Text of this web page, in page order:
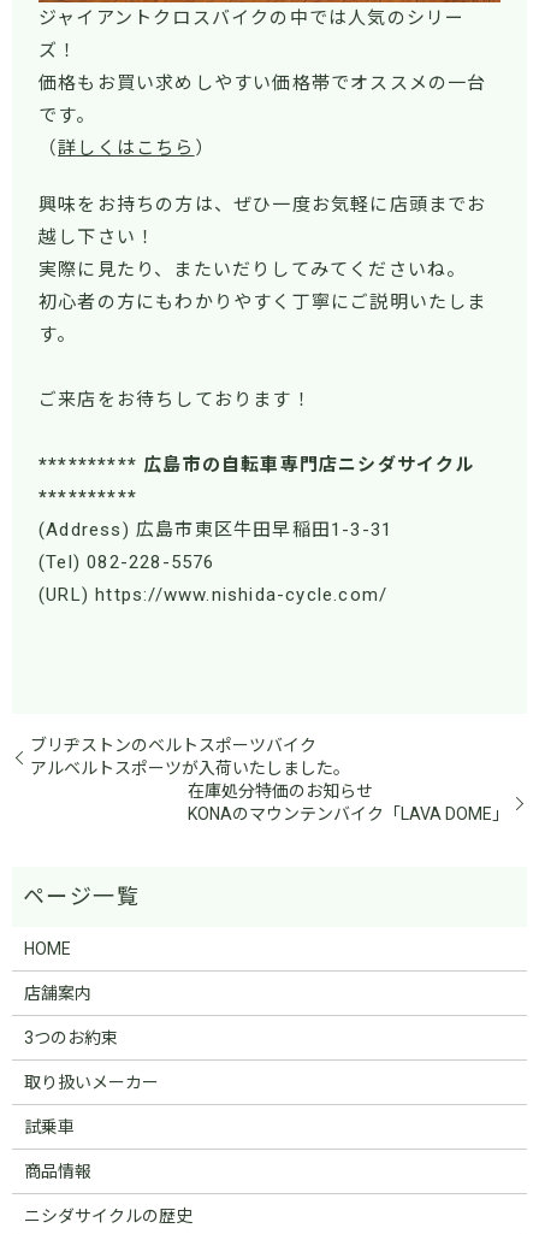
ジャイアントクロスバイクの中では人気のシリー
ズ！
価格もお買い求めしやすい価格帯でオススメの一台
です。
（詳しくはこちら ）
興味をお持ちの方は、ぜひ一度お気軽に店頭までお
越し下さい！
実際に見たり、またいだりしてみてくださいね。
初心者の方にもわかりやすく丁寧にご説明いたしま
す。
ご来店をお待ちしております！
********** 広島市の自転車専門店ニシダサイクル
**********
(Address) 広島市東区牛田早稲田1-3-31
(Tel) 082-228-5576
(URL) https://www.nishida-cycle.com/
ブリヂストンのベルトスポーツバイク
アルベルトスポーツが入荷いたしました。
在庫処分特価のお知らせ
KONAのマウンテンバイク「LAVA DOME」
HOME
店舗案内
3つのお約束
取り扱いメーカー
試乗車
商品情報
ニシダサイクルの歴史